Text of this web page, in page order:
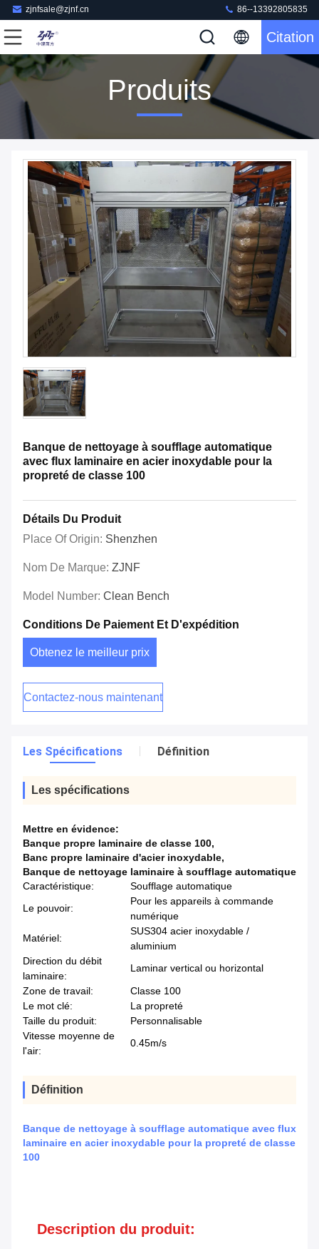
zjnfsale@zjnf.cn 86--13392805835
Citation
Produits
Banque de nettoyage à soufflage automatique
avec flux laminaire en acier inoxydable pour la
propreté de classe 100
Détails Du Produit
Place Of Origin: Shenzhen
Nom De Marque: ZJNF
Model Number: Clean Bench
Conditions De Paiement Et D'expédition
Obtenez le meilleur prix
Contactez-nous maintenant
Les Spécifications Définition
Les spécifications
Mettre en évidence:
Banque propre laminaire de classe 100,
Banc propre laminaire d'acier inoxydable,
Banque de nettoyage laminaire à soufflage automatique
Caractéristique:
Soufflage automatique
Le pouvoir:
Pour les appareils à commande
numérique
Matériel:
SUS304 acier inoxydable /
aluminium
Direction du débit
laminaire:
Laminar vertical ou horizontal
Zone de travail:
Classe 100
Le mot clé:
La propreté
Taille du produit:
Personnalisable
Vitesse moyenne de
l'air:
0.45m/s
Définition
Banque de nettoyage à soufflage automatique avec flux
laminaire en acier inoxydable pour la propreté de classe
100
Description du produit: